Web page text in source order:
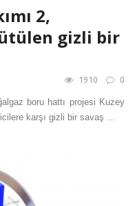
2,
gizli bir
1910 0
boru hattı projesi Kuzey
karşı gizli bir savaş ...